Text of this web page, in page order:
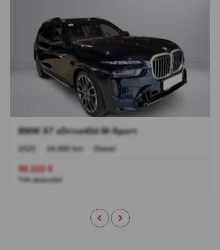
BMW X7 xDrive40d M-Sport
2025 24.890 km Diesel
98.222 €
TVA deductibil